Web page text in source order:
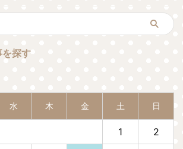
を探す
水 木 金 土 日
1 2